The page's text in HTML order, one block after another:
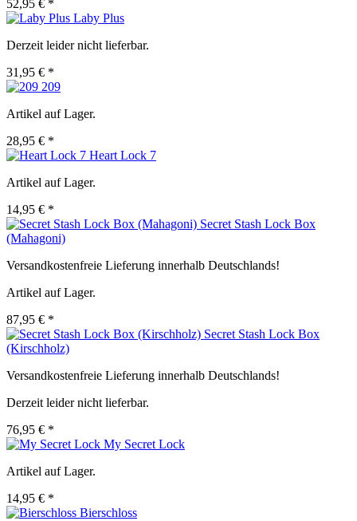
52,95 € *
Laby Plus
Derzeit leider nicht lieferbar.
31,95 € *
209
Artikel auf Lager.
28,95 € *
Heart Lock 7
Artikel auf Lager.
14,95 € *
Secret Stash Lock Box
(Mahagoni)
Versandkostenfreie Lieferung innerhalb Deutschlands!
Artikel auf Lager.
87,95 € *
Secret Stash Lock Box
(Kirschholz)
Versandkostenfreie Lieferung innerhalb Deutschlands!
Derzeit leider nicht lieferbar.
76,95 € *
My Secret Lock
Artikel auf Lager.
14,95 € *
Bierschloss